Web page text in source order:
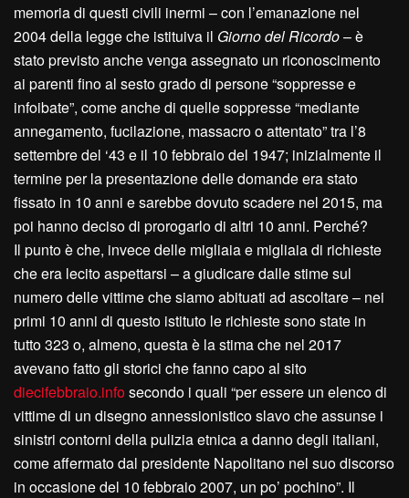
memoria di questi civili inermi – con l’emanazione nel
2004 della legge che istituiva il Giorno del Ricordo– è
stato previsto anche venga assegnato un riconoscimento
ai parenti fino al sesto grado di persone “soppresse e
infoibate”, come anche di quelle soppresse “mediante
annegamento, fucilazione, massacro o attentato” tra l’8
settembre del ‘43 e il 10 febbraio del 1947; inizialmente il
termine per la presentazione delle domande era stato
fissato in 10 anni e sarebbe dovuto scadere nel 2015, ma
poi hanno deciso di prorogarlo di altri 10 anni. Perché?
Il punto è che, invece delle migliaia e migliaia di richieste
che era lecito aspettarsi – a giudicare dalle stime sul
numero delle vittime che siamo abituati ad ascoltare – nei
primi 10 anni di questo istituto le richieste sono state in
tutto 323 o, almeno, questa è la stima che nel 2017
avevano fatto gli storici che fanno capo al sito
diecifebbraio.infosecondo i quali “per essere un elenco di
vittime di un disegno annessionistico slavo che assunse i
sinistri contorni della pulizia etnica a danno degli italiani,
come affermato dal presidente Napolitano nel suo discorso
in occasione del 10 febbraio 2007, un po’ pochino”. Il